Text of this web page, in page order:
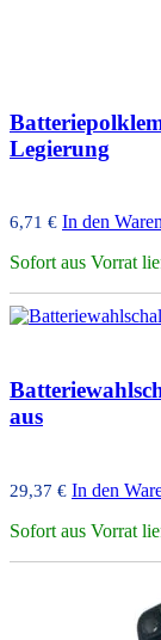
Legierung
6,71 € In den
Sofort aus Vorrat
aus
29,37 € In den
Sofort aus Vorrat